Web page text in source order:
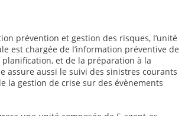
prévention et gestion des risques, l’unité
est chargée de l’information préventive de
et de la préparation à la
assure aussi le suivi des sinistres courants
la gestion de crise sur des évènements